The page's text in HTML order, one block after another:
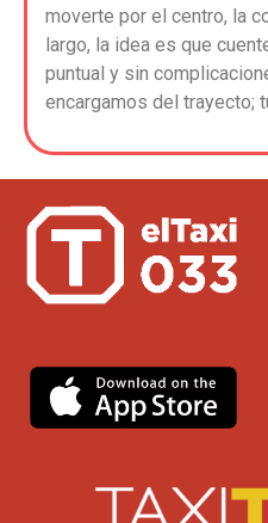
moverte por el centro, la
largo, la idea es que
puntual y sin
encargamos del trayecto;